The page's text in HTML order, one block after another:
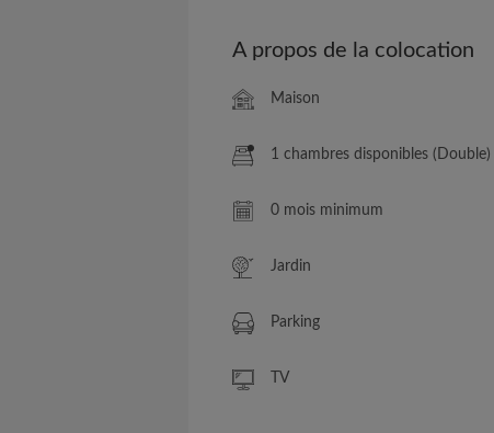
A propos de la colocation
Maison
1 chambres disponibles (Double)
0 mois minimum
Jardin
Parking
TV